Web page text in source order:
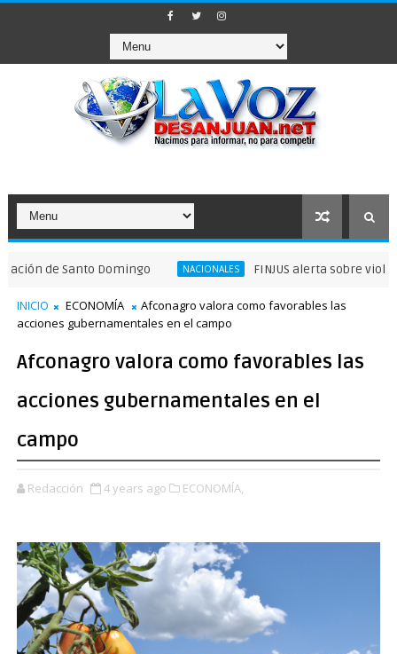
Domingo NACIONALES FINJUS alerta sobre violaciones a
INICIO ECONOMÍA
Afconagro valora como favorables las
acciones gubernamentales en el campo
Afconagro valora como favorables las
acciones gubernamentales en el
campo
Redacción 4 years ago ECONOMÍA,